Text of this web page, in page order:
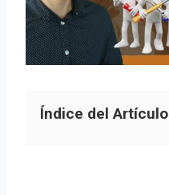
Índice del Artículo